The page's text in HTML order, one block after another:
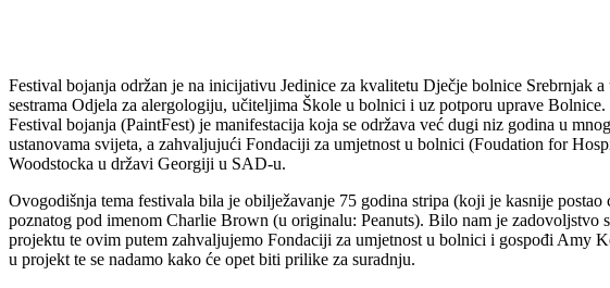
projektu te ovim putem zahvaljujemo Fondaciji za umjetnost u bolnici i gospođi Amy
u projekt te se nadamo kako će opet biti prilike za suradnju.
O samoj fondaciji i dosadašnjim projektima možete pročitati na mrežnoj stranici
kako je bilo na Festivalu bojanja u Dječjoj bolnici Srebrnjak, pogledajte u galeriji.